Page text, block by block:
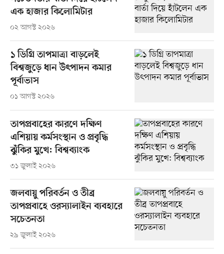
এক হাজার কিলোমিটার
০২ আগস্ট ২০২৬
১ ডিগ্রি তাপমাত্রা বাড়লেই
বিশ্বজুড়ে ধান উৎপাদন কমার
পূর্বাভাস
০১ আগস্ট ২০২৬
তাপপ্রবাহের কারণে দক্ষিণ
এশিয়ায় কর্মসংস্থান ও প্রবৃদ্ধি
ঝুঁকির মুখে: বিশ্বব্যাংক
৩১ জুলাই ২০২৬
জলবায়ু পরিবর্তন ও তীব্র
তাপপ্রবাহে ওরস্যালাইন ব্যবহারে
সচেতনতা
২৯ জুলাই ২০২৬